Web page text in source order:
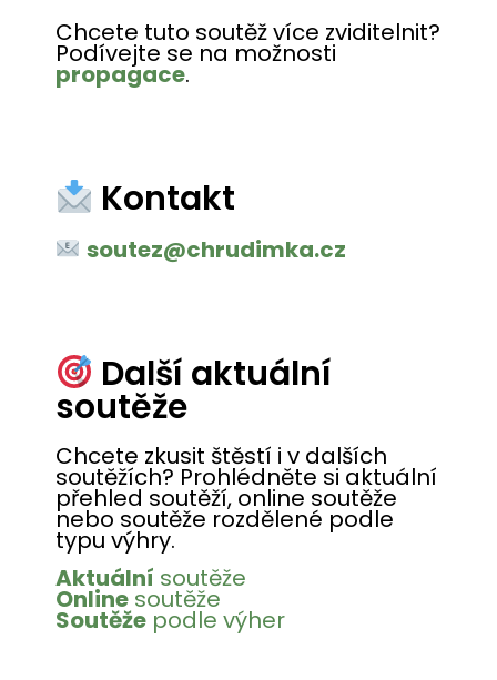
Chcete tuto soutěž více zviditelnit?
Podívejte se na možnosti
propagace.
Kontakt
soutez@chrudimka.cz
Další aktuální
soutěže
Chcete zkusit štěstí i v dalších
soutěžích? Prohlédněte si aktuální
přehled soutěží, online soutěže
nebo soutěže rozdělené podle
typu výhry.
Aktuální soutěže
Online soutěže
Soutěže podle výher